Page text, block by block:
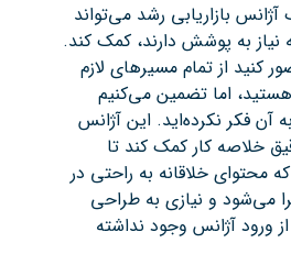
آژانس بازاریابی رشد می‌تواند
نیاز به پوشش دارند، کمک کند.
کنید از تمام مسیرهای لازم
هستید، اما تضمین می‌کنیم
آن فکر نکرده‌اید. این آژانس
خلاصه کار کمک کند تا
محتوای خلاقانه به راحتی در
می‌شود و نیازی به طراحی
ورود آژانس وجود نداشته